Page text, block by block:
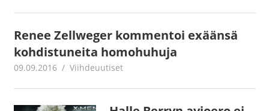
Renee Zellweger kommentoi exäänsä
kohdistuneita homohuhuja
09.09.2016 Juha Kaunisto
Viihdeuutiset